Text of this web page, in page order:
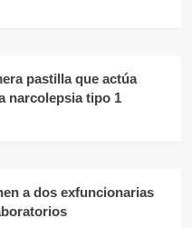
pastilla que actúa
narcolepsia tipo 1
a dos exfuncionarias